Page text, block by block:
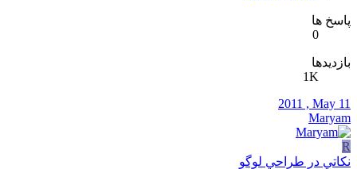
پاسخ ها
0
بازدیدها
1K
2011 , May 11
Maryam
R
نكاتي در طراحي لوگو